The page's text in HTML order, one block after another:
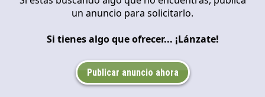
Apoya WeOne
Resuelve tus dudas y preguntas frecuentes.
un anuncio para solicitarlo.
Si tienes algo que ofrecer... ¡Lánzate!
Publicar anuncio ahora